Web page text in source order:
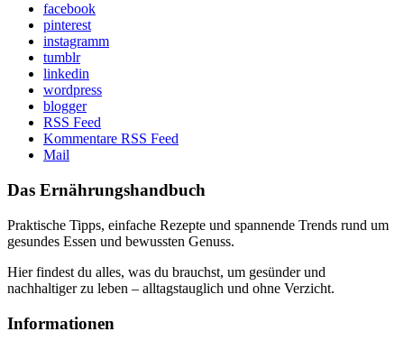
facebook
pinterest
instagramm
tumblr
linkedin
wordpress
blogger
RSS Feed
Kommentare RSS Feed
Mail
Das Ernährungshandbuch
Praktische Tipps, einfache Rezepte und spannende Trends rund um
gesundes Essen und bewussten Genuss.
Hier findest du alles, was du brauchst, um gesünder und
nachhaltiger zu leben – alltagstauglich und ohne Verzicht.
Informationen